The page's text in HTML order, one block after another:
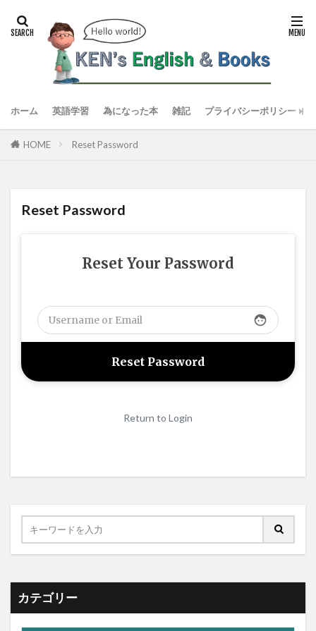
ホーム 英語学習 為になった本 雑記 プライバシーポリシー
HOME Reset Password
Reset Password
Reset Your Password
face
Return to Login
カテゴリー